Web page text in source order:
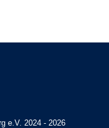
e.V. 2024 - 2026